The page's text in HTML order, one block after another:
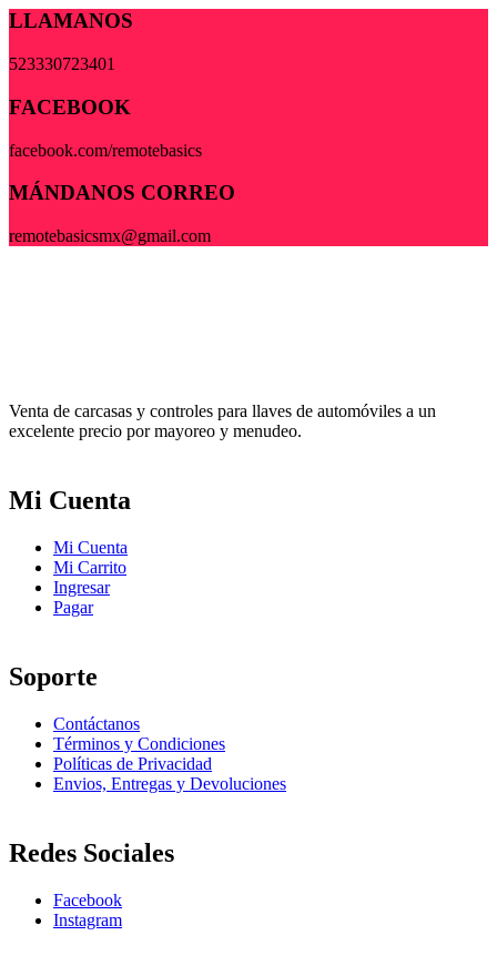
LLAMANOS
523330723401
FACEBOOK
facebook.com/remotebasics
MÁNDANOS CORREO
remotebasicsmx@gmail.com
Venta de carcasas y controles para llaves de automóviles a un
excelente precio por mayoreo y menudeo.
Mi Cuenta
Mi Cuenta
Mi Carrito
Ingresar
Pagar
Soporte
Contáctanos
Términos y Condiciones
Políticas de Privacidad
Envios, Entregas y Devoluciones
Redes Sociales
Facebook
Instagram